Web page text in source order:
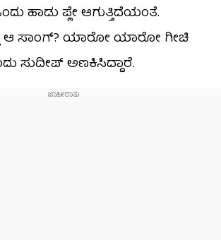
ಹಾಡು ಪ್ಲೇ ಆಗುತ್ತಿದೆಯಂತೆ.
ಆ ಸಾಂಗ್? ಯಾರೋ ಯಾರೋ ಗೀಚಿ
ಸುದೀಪ್ ಅಣಕಿಸಿದ್ದಾರೆ.